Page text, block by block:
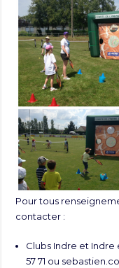
Pour tous
contacter :
Clubs Indre et Indre
57 71 ou